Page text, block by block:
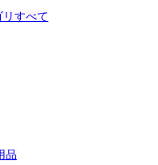
リすべて
品